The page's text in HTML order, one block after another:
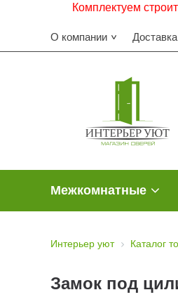
Комплектуем
О компании Доставка
Межкомнатные
Интерьер уют Каталог
Замок под